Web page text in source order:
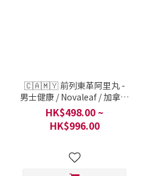
🇨🇦🇲🇾 前列東革阿里丸 -
男士健康 / Novaleaf / 加拿大
及馬來西亞 / 每 1 瓶 60粒
HK$498.00 ~
HK$996.00